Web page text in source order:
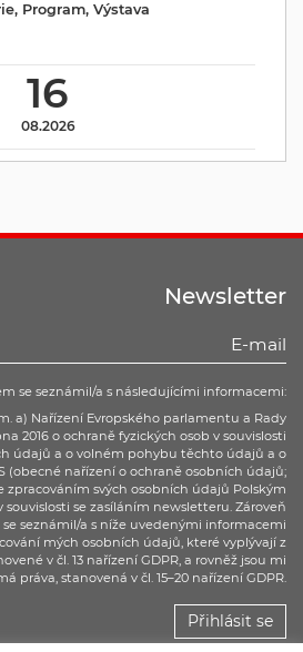
16
08.2026
, Program,Výstava
Newsletter
se seznámil/a s následujícími informacemi:
a) Nařízení Evropského parlamentu a Rady
2016 o ochraně fyzických osob v souvislosti
údajů a o volném pohybu těchto údajů a o
(obecné nařízení o ochraně osobních údajů;
zpracováním svých osobních údajů Polským
se zasíláním newsletteru. Zároveň
se seznámil/a s níže uvedenými informacemi
mých osobních údajů, které vyplývají z
v čl. 13 nařízení GDPR, a rovněž jsou mi
práva, stanovená v čl. 15–20 nařízení GDPR.
Přihlásit se